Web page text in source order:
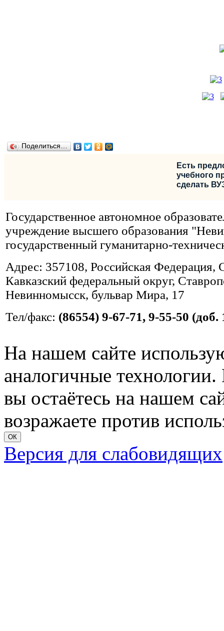
Поделиться…
Есть
учебного
сделать
Государственное автономное
учреждение высшего образования
государственный гуманитарно-
Адрес: 357108, Российская Федерация,
Кавказский федеральный округ,
Невинномысск, бульвар Мира, 17
Тел/факс: (86554) 9-67-71, 9-55-50 (доб.
На нашем сайте
аналогичные
вы остаётесь на нашем
возражаете против
ОК
Версия для слабовидящих